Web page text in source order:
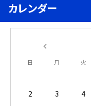
カレンダー
日 月 火
2
3 4